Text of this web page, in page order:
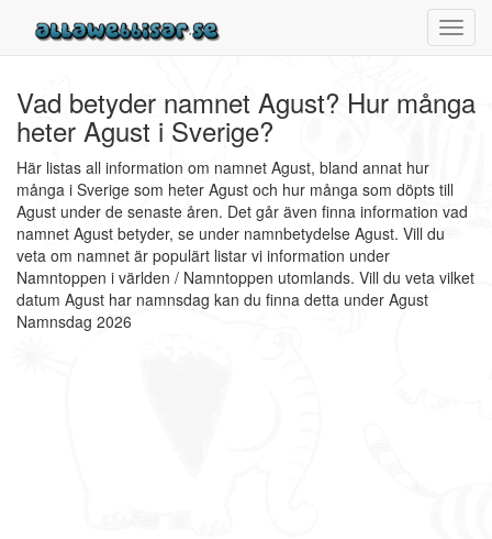
Vad betyder namnet Agust? Hur många
heter Agust i Sverige?
Här listas all information om namnet Agust, bland annat hur
många i Sverige som heter Agust och hur många som döpts till
Agust under de senaste åren. Det går även finna information vad
namnet Agust betyder, se under namnbetydelse Agust. Vill du
veta om namnet är populärt listar vi information under
Namntoppen i världen / Namntoppen utomlands. Vill du veta vilket
datum Agust har namnsdag kan du finna detta under Agust
Namnsdag 2026